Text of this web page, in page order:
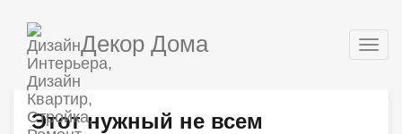
Декор Дома
Этот нужный не всем